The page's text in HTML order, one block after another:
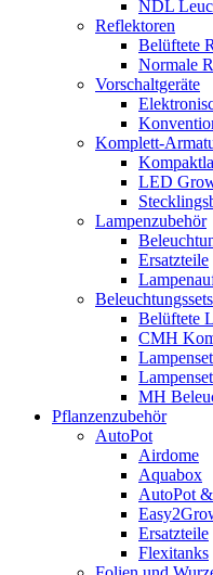
NDL
Reflektoren
Belüftete
Normale
Vorschaltgeräte
Komplett-
LED
Lampenzubehör
Ersatzteile
Beleuchtungssets
Belüftete
CMH
MH
Pflanzenzubehör
AutoPot
Airdome
Aquabox
AutoPot
Ersatzteile
Flexitanks